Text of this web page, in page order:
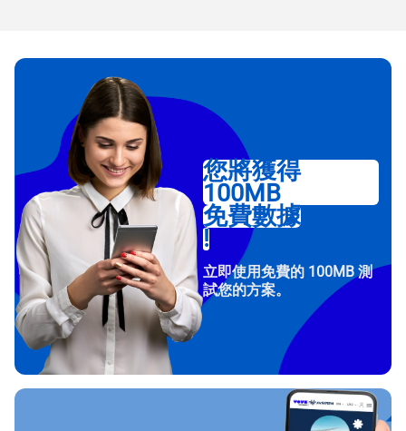
您將獲得
100MB
免費數據
!
立即使用免費的 100MB 測
試您的方案。